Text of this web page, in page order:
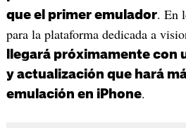
que el primer emulador. En
para la plataforma dedicada a
llegará próximamente con
y actualización que hará
emulación en iPhone.